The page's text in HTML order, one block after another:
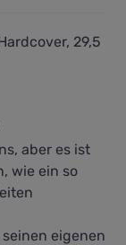
29,5
aber es ist
wie ein so
eigenen